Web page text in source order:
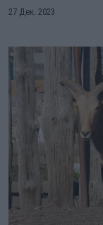
27 Дек. 2023